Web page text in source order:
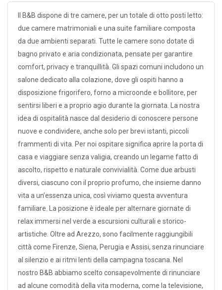
Il B&B dispone di tre camere, per un totale di otto posti letto:
due camere matrimoniali e una suite familiare composta
da due ambienti separati. Tutte le camere sono dotate di
bagno privato e aria condizionata, pensate per garantire
comfort, privacy e tranquillità. Gli spazi comuni includono un
salone dedicato alla colazione, dove gli ospiti hanno a
disposizione frigorifero, forno a microonde e bollitore, per
sentirsi liberi e a proprio agio durante la giornata. La nostra
idea di ospitalità nasce dal desiderio di conoscere persone
nuove e condividere, anche solo per brevi istanti, piccoli
frammenti di vita. Per noi ospitare significa aprire la porta di
casa e viaggiare senza valigia, creando un legame fatto di
ascolto, rispetto e naturale convivialità. Come due arbusti
diversi, ciascuno con il proprio profumo, che insieme danno
vita a un’essenza unica, così viviamo questa avventura
familiare. La posizione è ideale per alternare giornate di
relax immersi nel verde a escursioni culturali e storico-
artistiche. Oltre ad Arezzo, sono facilmente raggiungibili
città come Firenze, Siena, Perugia e Assisi, senza rinunciare
al silenzio e ai ritmi lenti della campagna toscana. Nel
nostro B&B abbiamo scelto consapevolmente di rinunciare
ad alcune comodità della vita moderna, come la televisione,